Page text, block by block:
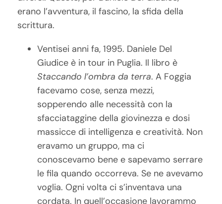
erano l’avventura, il fascino, la sfida della
scrittura.
Ventisei anni fa, 1995. Daniele Del
Giudice è in tour in Puglia. Il libro è
Staccando l’ombra da terra. A Foggia
facevamo cose, senza mezzi,
sopperendo alle necessità con la
sfacciataggine della giovinezza e dosi
massicce di intelligenza e creatività. Non
eravamo un gruppo, ma ci
conoscevamo bene e sapevamo serrare
le fila quando occorreva. Se ne avevamo
voglia. Ogni volta ci s’inventava una
cordata. In quell’occasione lavorammo